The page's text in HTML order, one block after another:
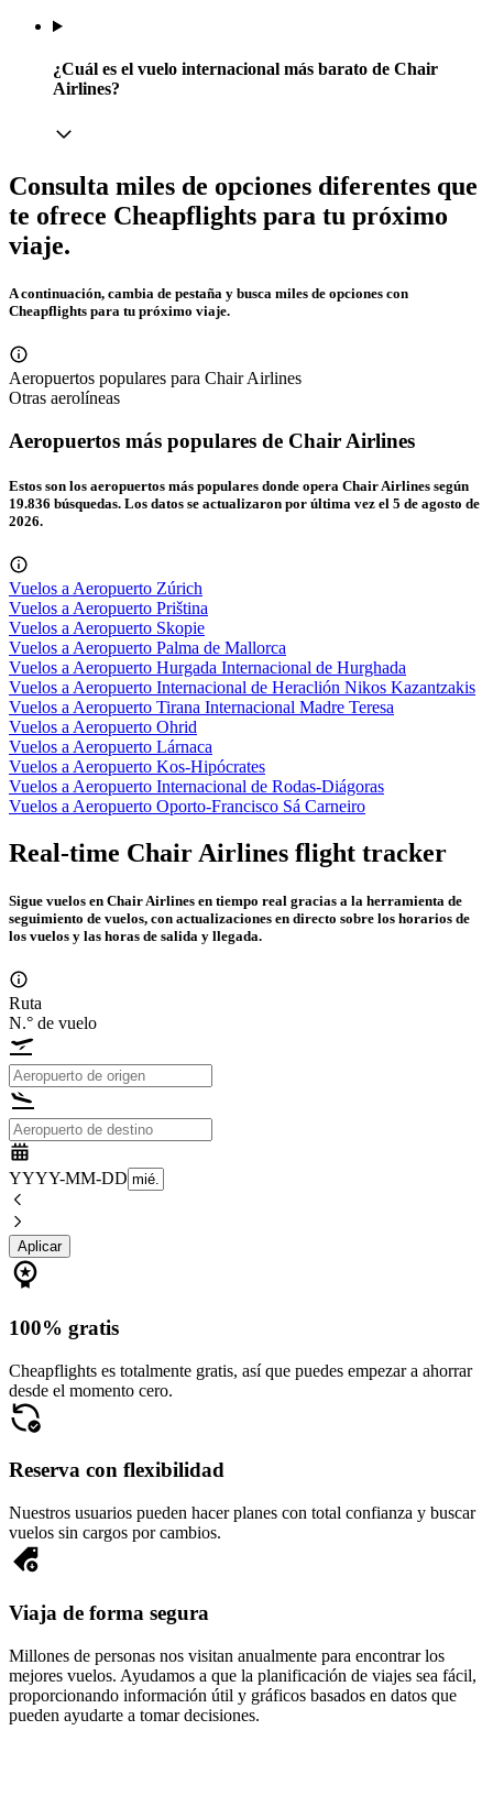
¿Cuál es el vuelo internacional más barato de Chair
Airlines?
Consulta miles de opciones diferentes que
te ofrece Cheapflights para tu próximo
viaje.
A continuación, cambia de pestaña y busca miles de opciones con
Cheapflights para tu próximo viaje.
Aeropuertos populares para Chair Airlines
Otras aerolíneas
Aeropuertos más populares de Chair Airlines
Estos son los aeropuertos más populares donde opera Chair Airlines según
19.836 búsquedas. Los datos se actualizaron por última vez el 5 de agosto de
2026.
Vuelos a Aeropuerto Zúrich
Vuelos a Aeropuerto Priština
Vuelos a Aeropuerto Skopie
Vuelos a Aeropuerto Palma de Mallorca
Vuelos a Aeropuerto Hurgada Internacional de Hurghada
Vuelos a Aeropuerto Internacional de Heraclión Nikos Kazantzakis
Vuelos a Aeropuerto Tirana Internacional Madre Teresa
Vuelos a Aeropuerto Ohrid
Vuelos a Aeropuerto Lárnaca
Vuelos a Aeropuerto Kos-Hipócrates
Vuelos a Aeropuerto Internacional de Rodas-Diágoras
Vuelos a Aeropuerto Oporto-Francisco Sá Carneiro
Real-time Chair Airlines flight tracker
Sigue vuelos en Chair Airlines en tiempo real gracias a la herramienta de
seguimiento de vuelos, con actualizaciones en directo sobre los horarios de
los vuelos y las horas de salida y llegada.
Ruta
N.° de vuelo
YYYY-MM-DD
Aplicar
100% gratis
Cheapflights es totalmente gratis, así que puedes empezar a ahorrar
desde el momento cero.
Reserva con flexibilidad
Nuestros usuarios pueden hacer planes con total confianza y buscar
vuelos sin cargos por cambios.
Viaja de forma segura
Millones de personas nos visitan anualmente para encontrar los
mejores vuelos. Ayudamos a que la planificación de viajes sea fácil,
proporcionando información útil y gráficos basados en datos que
pueden ayudarte a tomar decisiones.